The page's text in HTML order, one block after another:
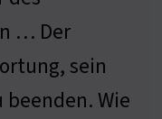
… Der
sein
Wie